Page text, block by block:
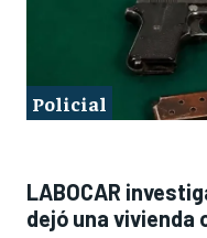
Policial
LABOCAR
dejó una vivienda